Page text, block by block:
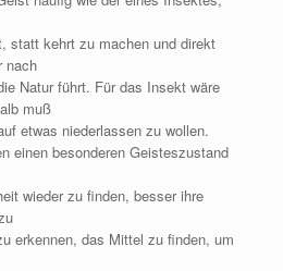
statt kehrt zu machen und direkt
nach
Natur führt. Für das Insekt wäre
muß
etwas niederlassen zu wollen.
einen besonderen Geisteszustand
wieder zu finden, besser ihre
erkennen, das Mittel zu finden, um